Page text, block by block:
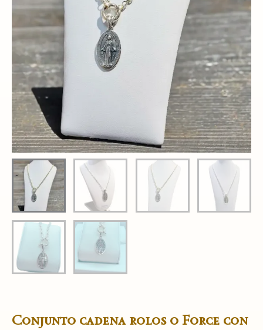
Conjunto cadena rolos o Force con